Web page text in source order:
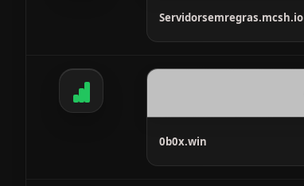
Servidorsemregras.mcsh.io
0b0x.win